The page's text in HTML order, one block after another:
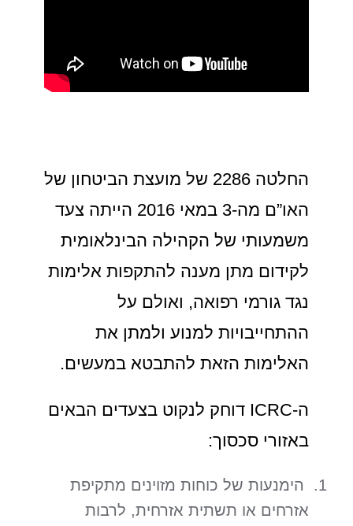
החלטה 2286 של מועצת הביטחון של
האו”ם מה-3 במאי 2016 הייתה צעד
משמעותי של הקהילה הבינלאומית
לקידום מתן מענה להתקפות אלימות
נגד גורמי רפואה, ואולם על
ההתחייבויות למנוע ולמתן את
האלימות הזאת להתבטא במעשים.
ה-ICRC דוחק לנקוט בצעדים הבאים
באזורי סכסוך:
הימנעות של כוחות מזוינים מתקיפת
אזרחים או תשתית אזרחית, לרבות